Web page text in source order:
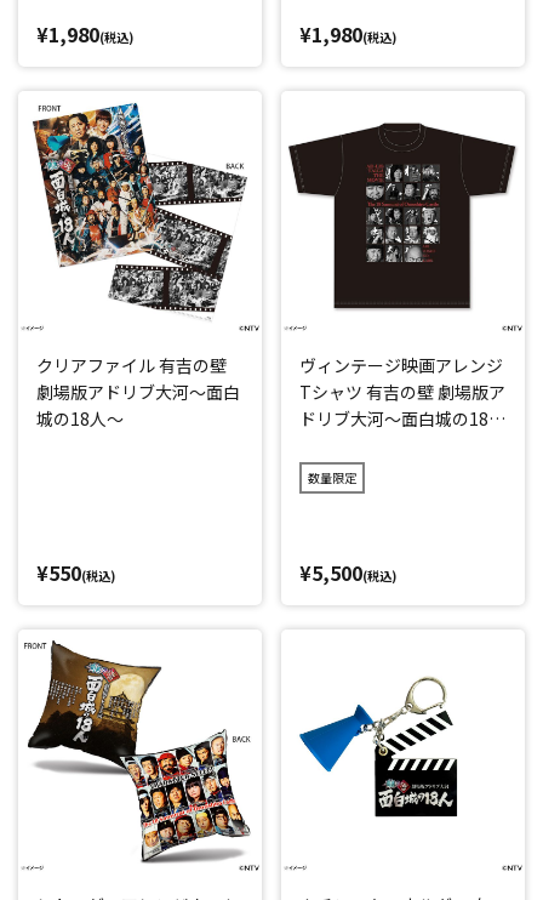
¥1,980(税込) ¥1,980(税込)
クリアファイル 有吉の壁
劇場版アドリブ大河～面白
城の18人～
¥550(税込)
ヴィンテージ映画アレンジ
Tシャツ 有吉の壁 劇場版ア
ドリブ大河～面白城の18人
数量限定
¥5,500(税込)